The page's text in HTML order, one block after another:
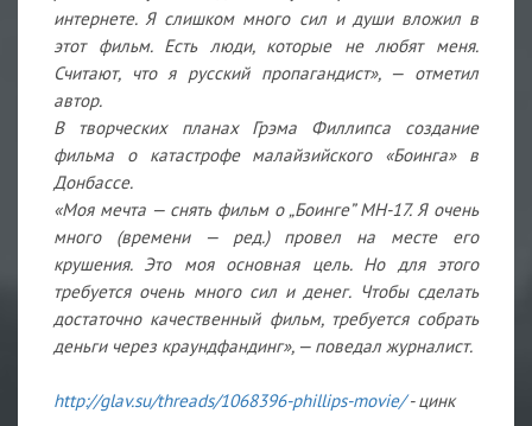
интернете. Я слишком много сил и души вложил в
этот фильм. Есть люди, которые не любят меня.
Считают, что я русский пропагандист», — отметил
автор.
В творческих планах Грэма Филлипса создание
фильма о катастрофе малайзийского «Боинга» в
Донбассе.
«Моя мечта — снять фильм о „Боинге” MH-17. Я очень
много (времени — ред.) провел на месте его
крушения. Это моя основная цель. Но для этого
требуется очень много сил и денег. Чтобы сделать
достаточно качественный фильм, требуется собрать
деньги через краундфандинг», — поведал журналист.
http://glav.su/threads/1068396-phillips-movie/- цинк